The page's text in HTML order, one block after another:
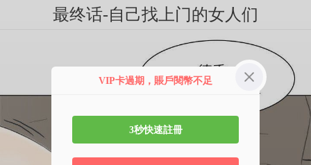
最终话-自己找上门的女人们
VIP卡過期，賬戶閱幣不足
3秒快速註冊